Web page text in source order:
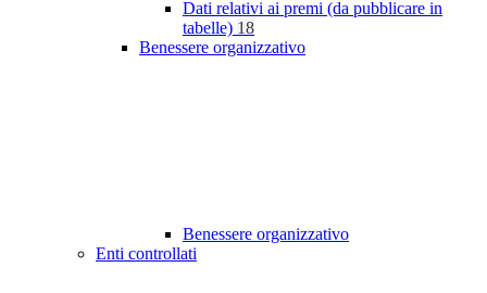
Dati relativi ai premi (da pubblicare in
tabelle) 18
Benessere organizzativo
Benessere organizzativo
Enti controllati